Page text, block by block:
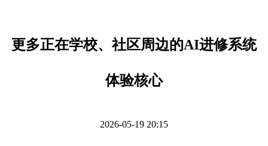
更多正在学校、社区周边的AI进修系统
体验核心
2026-05-19 20:15